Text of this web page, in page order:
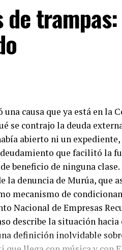
una causa que ya está en la
se contrajo la deuda
abierto ni un
que facilitó la
beneficio de ninguna
la denuncia de Murúa, que
mecanismo de
Nacional de Empresas
describe la situación
definición inolvidable